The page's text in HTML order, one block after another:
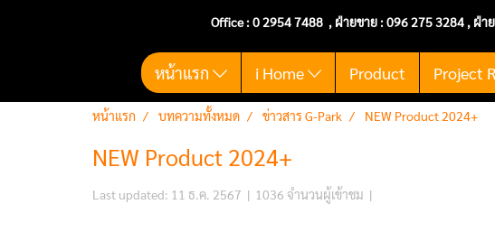
Office :0 2954 7488 , ฝ่ายขาย : 096 275 3284 , ฝ่า
หน้าแรก i Home Product Project
หน้าแรก บทความทั้งหมด ข่าวสาร G-Park NEW Product 2024+
NEW Product 2024+
Last updated: 11 ธ.ค. 2567 | 1036 จำนวนผู้เข้าชม |